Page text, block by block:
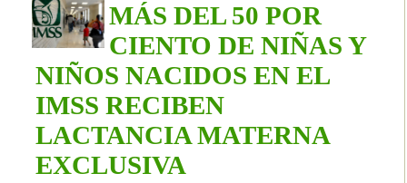
MÁS DEL 50 POR
CIENTO DE NIÑAS Y
NIÑOS NACIDOS EN EL
IMSS RECIBEN
LACTANCIA MATERNA
EXCLUSIVA